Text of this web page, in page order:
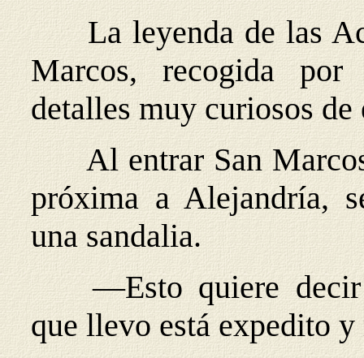
La leyenda de las
Marcos, recogida
detalles muy curiosos de
Al entrar San
próxima a Alejandría,
una sandalia.
—Esto quiere
que llevo está expedito